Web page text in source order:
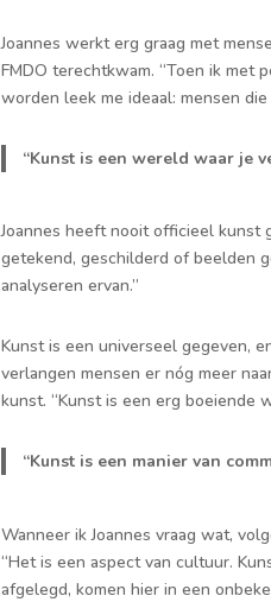
Joannes werkt erg graag met
FMDO terechtkwam. “Toen ik met
worden leek me ideaal: mensen
“Kunst is een wereld waar je
Joannes heeft nooit officieel kunst
getekend, geschilderd of beelden
analyseren ervan.”
Kunst is een universeel gegeven,
verlangen mensen er nóg meer
kunst. “Kunst is een erg boeiende
“Kunst is een manier van
Wanneer ik Joannes vraag wat,
“Het is een aspect van cultuur.
afgelegd, komen hier in een